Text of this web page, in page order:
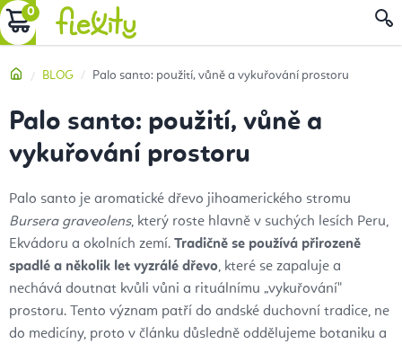
Přejít
na
NÁKUPNÍ
DomůBLOG Palo santo: použití, vůně a vykuřování prostoru
Palo santo: použití, vůně a
vykuřování prostoru
Palo santo je aromatické dřevo jihoamerického stromu
Bursera graveolens, který roste hlavně v suchých lesích Peru,
Ekvádoru a okolních zemí. Tradičně se používá přirozeně
spadlé a několik let vyzrálé dřevo, které se zapaluje a
nechává doutnat kvůli vůni a rituálnímu „vykuřování"
prostoru. Tento význam patří do andské duchovní tradice, ne
do medicíny, proto v článku důsledně oddělujeme botaniku a